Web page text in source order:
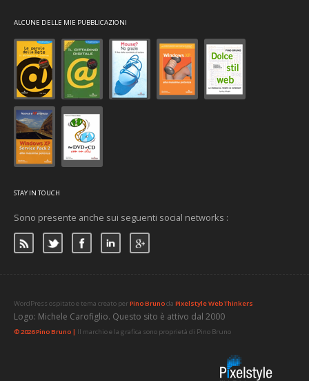
ALCUNE DELLE MIE PUBBLICAZIONI
STAY IN TOUCH
Sono presente anche sui seguenti social networks :
WordPress ospitato e tema creato perPino Brunoda Pixelstyle Web Thinkers
Logo: Michele Carofiglio. Questo sito è attivo dal 2000
© 2026 Pino Bruno | Il marchio e la grafica sono proprietà di Pino Bruno